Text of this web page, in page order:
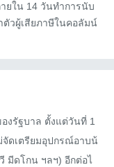
ยใน 14 วันทำการนับ
ตัวผู้เสียภาษีในคอลัมน์
งรัฐบาล ตั้งแต่วันที่ 1
จัดเตรียมอุปกรณ์อาบน้
มีดโกน ฯลฯ) อีกต่อไ